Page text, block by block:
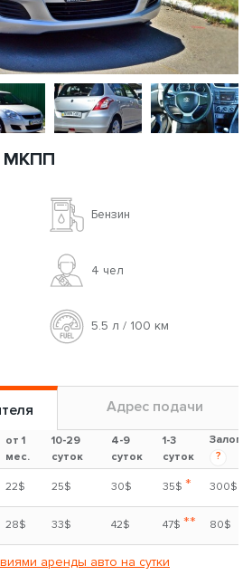
МКПП
Бензин
4 чел
5.5 л / 100 км
Адрес подачи
от 1
мес.
10-29
суток
4-9
суток
1-3
суток
Залог
?
22$ 25$ 30$ 35$ * 300$
28$ 33$ 42$ 47$ ** 80$
аренды авто на сутки